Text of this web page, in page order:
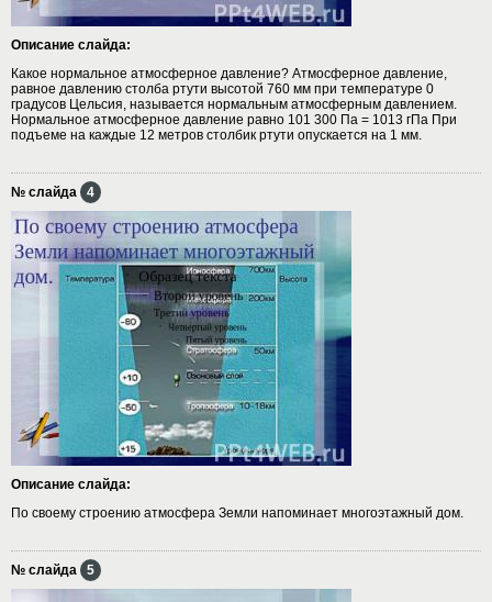
Описание слайда:
Какое нормальное атмосферное давление? Атмосферное давление,
равное давлению столба ртути высотой 760 мм при температуре 0
градусов Цельсия, называется нормальным атмосферным давлением.
Нормальное атмосферное давление равно 101 300 Па = 1013 гПа При
подъеме на каждые 12 метров столбик ртути опускается на 1 мм.
№ слайда 4
Описание слайда:
По своему строению атмосфера Земли напоминает многоэтажный дом.
№ слайда 5